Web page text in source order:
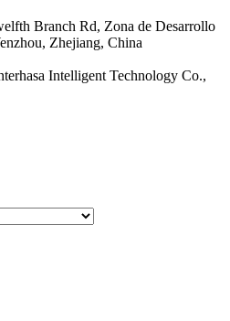
Branch Rd, Zona de Desarrollo
Zhejiang, China
Intelligent Technology Co.,